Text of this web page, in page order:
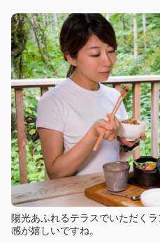
陽光あふれるテラスでいただく
感が嬉しいですね。